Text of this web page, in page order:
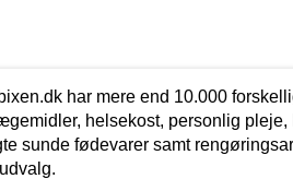
har mere end 10.000
helsekost, personlig
sunde fødevarer samt